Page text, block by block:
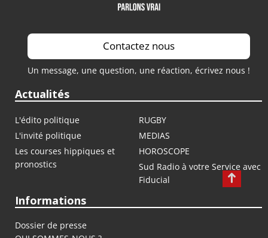
Contactez nous
Un message, une question, une réaction, écrivez nous !
Actualités
L'édito politique
RUGBY
L'invité politique
MEDIAS
Les courses hippiques et
pronostics
HOROSCOPE
Sud Radio à votre Service avec
Fiducial
Informations
Dossier de presse